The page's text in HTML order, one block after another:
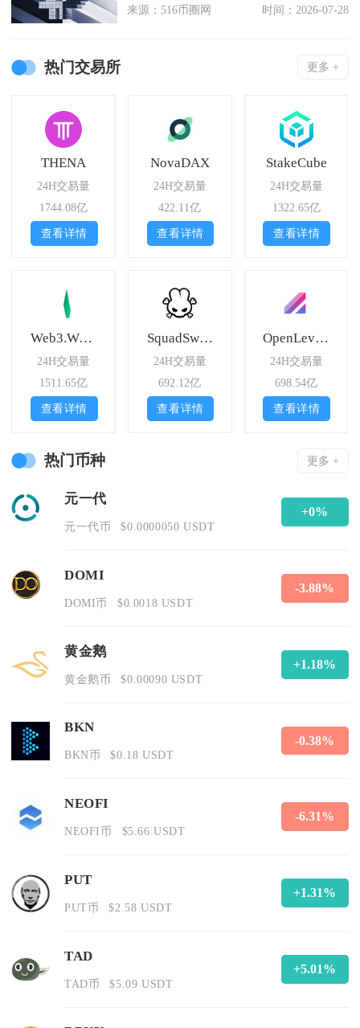
来源：516币圈网 时间：2026-07-28
热门交易所 更多 +
THENA
24H交易量
1744.08亿
查看详情
NovaDAX
24H交易量
422.11亿
查看详情
StakeCube
24H交易量
1322.65亿
查看详情
Web3.World
24H交易量
1511.65亿
查看详情
SquadSwap WOW
24H交易量
692.12亿
查看详情
OpenLeverage
24H交易量
698.54亿
查看详情
热门币种 更多 +
元一代
元一代币 $0.0000050 USDT
+0%
DOMI
DOMI币 $0.0018 USDT
-3.88%
黄金鹅
黄金鹅币 $0.00090 USDT
+1.18%
BKN
BKN币 $0.18 USDT
-0.38%
NEOFI
NEOFI币 $5.66 USDT
-6.31%
PUT
PUT币 $2.58 USDT
+1.31%
TAD
TAD币 $5.09 USDT
+5.01%